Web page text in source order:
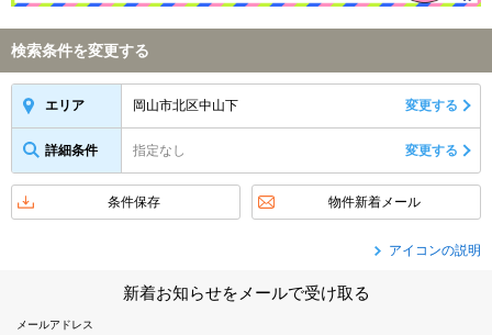
検索条件を変更する
エリア 岡山市北区中山下 変更する
詳細条件 指定なし 変更する
条件保存 物件新着メール
アイコンの説明
新着お知らせをメールで受け取る
メールアドレス